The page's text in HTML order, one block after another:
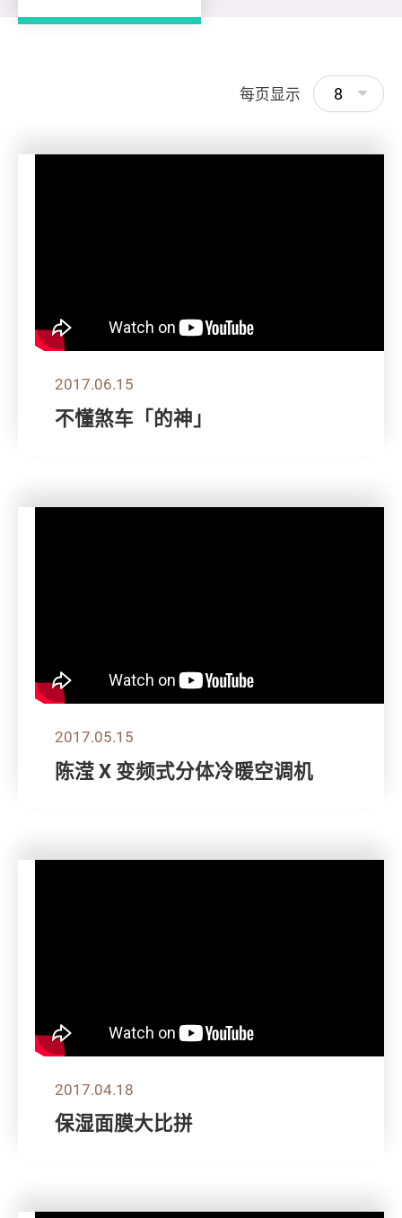
每页显示 8
2017.06.15
不懂煞车「的神」
2017.05.15
陈滢 X 变频式分体冷暖空调机
2017.04.18
保湿面膜大比拼